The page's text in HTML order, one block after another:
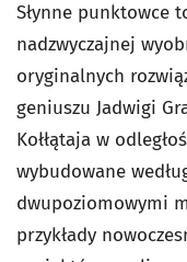
Słynne punktowce
nadzwyczajnej
oryginalnych
geniuszu Jadwigi
Kołłątaja w
wybudowane
dwupoziomowymi
przykłady